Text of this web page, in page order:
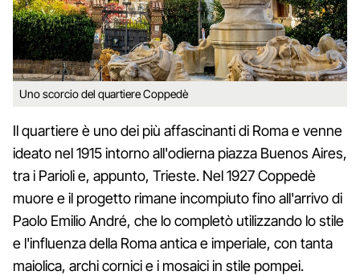
Uno scorcio del quartiere Coppedè
Il quartiere è uno dei più affascinanti di Roma e venne
ideato nel 1915 intorno all'odierna piazza Buenos Aires,
tra i Parioli e, appunto, Trieste. Nel 1927 Coppedè
muore e il progetto rimane incompiuto fino all'arrivo di
Paolo Emilio André, che lo completò utilizzando lo stile
e l'influenza della Roma antica e imperiale, con tanta
maiolica, archi cornici e i mosaici in stile pompei.